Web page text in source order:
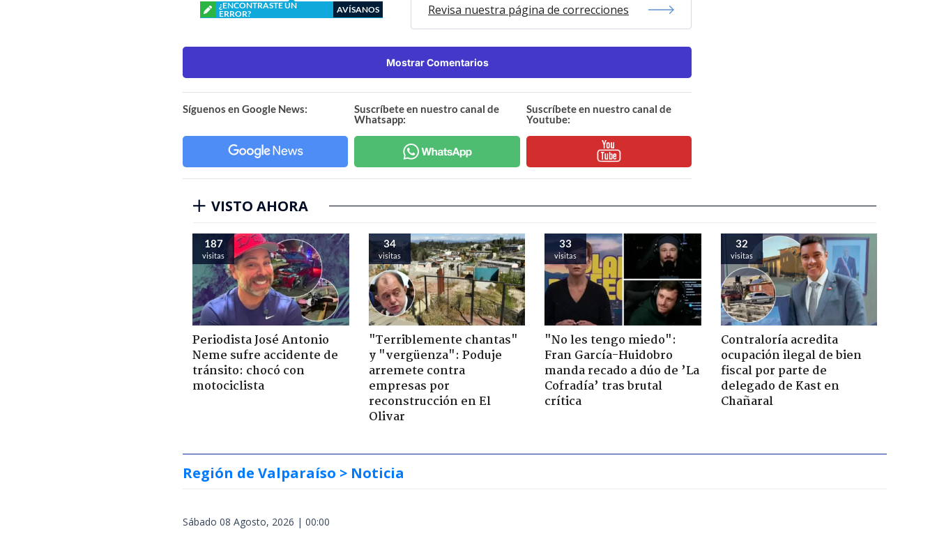
¿ENCONTRASTE UN
ERROR?
AVÍSANOS Revisa nuestra página de correcciones
Mostrar Comentarios
Síguenos en Google News:
Suscríbete en nuestro canal de
Whatsapp:
Suscríbete en nuestro canal de
Youtube:
VISTO AHORA
187
visitas
Periodista José Antonio
Neme sufre accidente de
tránsito: chocó con
motociclista
34
visitas
"Terriblemente chantas"
y "vergüenza": Poduje
arremete contra
empresas por
reconstrucción en El
Olivar
33
visitas
"No les tengo miedo":
Fran García-Huidobro
manda recado a dúo de ’La
Cofradía’ tras brutal
crítica
32
visitas
Contraloría acredita
ocupación ilegal de bien
fiscal por parte de
delegado de Kast en
Chañaral
Región de Valparaíso > Noticia
Sábado 08 Agosto, 2026 | 00:00